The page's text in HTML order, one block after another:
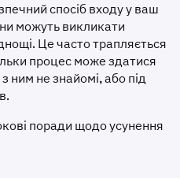
спосіб входу у ваш
можуть викликати
Це часто трапляється
процес може здатися
не знайомі, або під
поради щодо усунення